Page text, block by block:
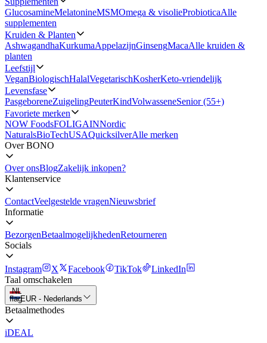
GlucosamineMelatonineMSMOmega & visolieProbioticaAlle
supplementen
Kruiden & Planten
AshwagandhaKurkumaAppelazijnGinsengMacaAlle kruiden &
planten
Leefstijl
VeganBiologischHalalVegetarischKosherKeto-vriendelijk
Levensfase
PasgeboreneZuigelingPeuterKindVolwasseneSenior (55+)
Favoriete merken
NOW FoodsFOLIGAINNordic
NaturalsBioTechUSAQuicksilverAlle merken
Over BONO
Over onsBlogZakelijk inkopen?
Klantenservice
ContactVeelgestelde vragenNieuwsbrief
Informatie
BezorgenBetaalmogelijkhedenRetourneren
Socials
Instagram X Facebook TikTok
LinkedIn
Taal omschakelen
NL
flagEUR- Nederlands
Betaalmethodes
iDEAL